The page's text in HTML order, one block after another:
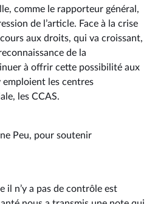
comme le rapporteur général,
de l’article. Face à la crise
aux droits, qui va croissant,
de la
à offrir cette possibilité aux
emploient les centres
les CCAS.
Peu, pour soutenir
il n’y a pas de contrôle est